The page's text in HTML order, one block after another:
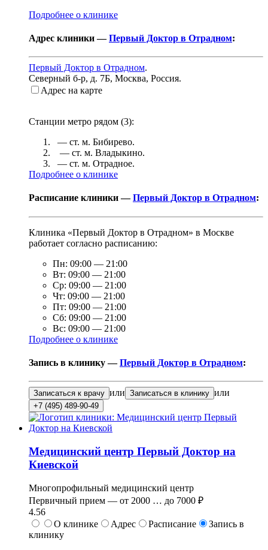
Подробнее о клинике
Адрес клиники —Первый Доктор в Отрадном:
Первый Доктор в Отрадном.
Северный б-р, д. 7Б, Москва, Россия.
Адрес на карте
Станции метро рядом (3):
— ст. м. Бибирево.
— ст. м. Владыкино.
— ст. м. Отрадное.
Подробнее о клинике
Расписание клиники —Первый Доктор в Отрадном:
Клиника «Первый Доктор в Отрадном» в Москве
работает согласно расписанию:
Пн: 09:00 — 21:00
Вт: 09:00 — 21:00
Ср: 09:00 — 21:00
Чт: 09:00 — 21:00
Пт: 09:00 — 21:00
Сб: 09:00 — 21:00
Вс: 09:00 — 21:00
Подробнее о клинике
Запись в клинику —Первый Доктор в Отрадном:
Записаться к врачу или Записаться в клинику или
+7 (495) 489-90-49
Медицинский центр Первый Доктор на
Киевской
Многопрофильный медицинский центр
Первичный прием — от 2000 … до 7000 ₽
4.56
О клинике
Адрес Расписание
Запись в
клинику